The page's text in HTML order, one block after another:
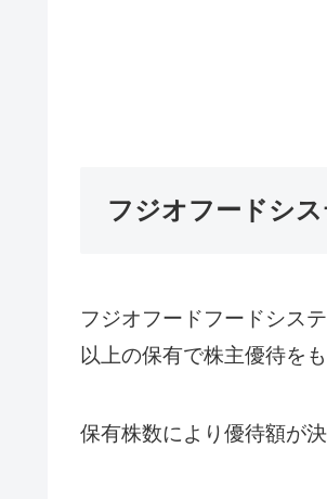
フジオフードシ
フジオフードフードシス
以上の保有で株主優待を
保有株数により優待額が決